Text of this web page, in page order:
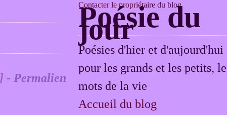
] - Permalien
Contacter le propriétaire du blog
Poésie du
jour
Poésies d'hier et d'aujourd'hui
pour les grands et les petits,
mots de la vie
Accueil du blog